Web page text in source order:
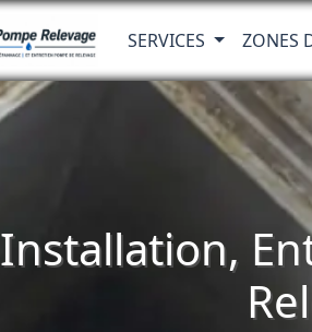
SERVICES ZONES
Installation,